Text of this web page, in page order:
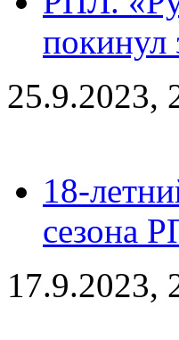
покинул
25.9.2023,
18-
сезона
17.9.2023,